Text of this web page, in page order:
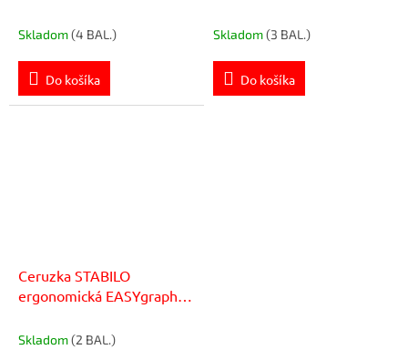
Skladom(4 BAL.)
Do košíka
Skladom(3 BAL.)
Do košíka
Ceruzka STABILO
ergonomická EASYgraph
Skladom(2 BAL.)